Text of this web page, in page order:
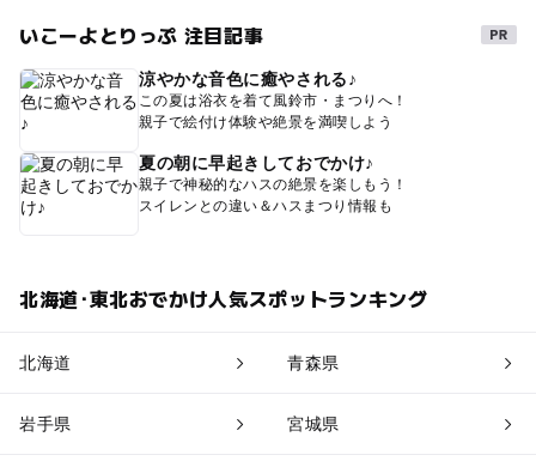
いこーよとりっぷ 注目記事
涼やかな音色に癒やされる♪
この夏は浴衣を着て風鈴市・まつりへ！
親子で絵付け体験や絶景を満喫しよう
夏の朝に早起きしておでかけ♪
親子で神秘的なハスの絶景を楽しもう！
スイレンとの違い＆ハスまつり情報も
北海道･東北おでかけ人気スポットランキング
北海道 青森県
岩手県 宮城県